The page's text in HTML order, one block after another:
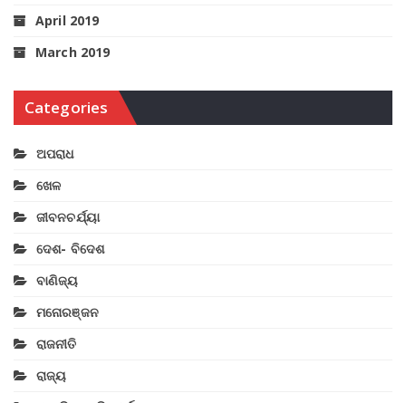
April 2019
March 2019
Categories
ଅପରାଧ
ଖେଳ
ଜୀବନଚର୍ଯ୍ୟା
ଦେଶ- ବିଦେଶ
ବାଣିଜ୍ୟ
ମନୋରଞ୍ଜନ
ରାଜନୀତି
ରାଜ୍ୟ